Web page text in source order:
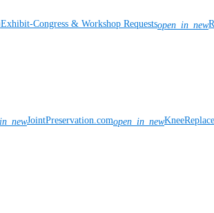
Exhibit-Congress & Workshop Requestsopen_in_new
JointPreservation.comopen_in_new